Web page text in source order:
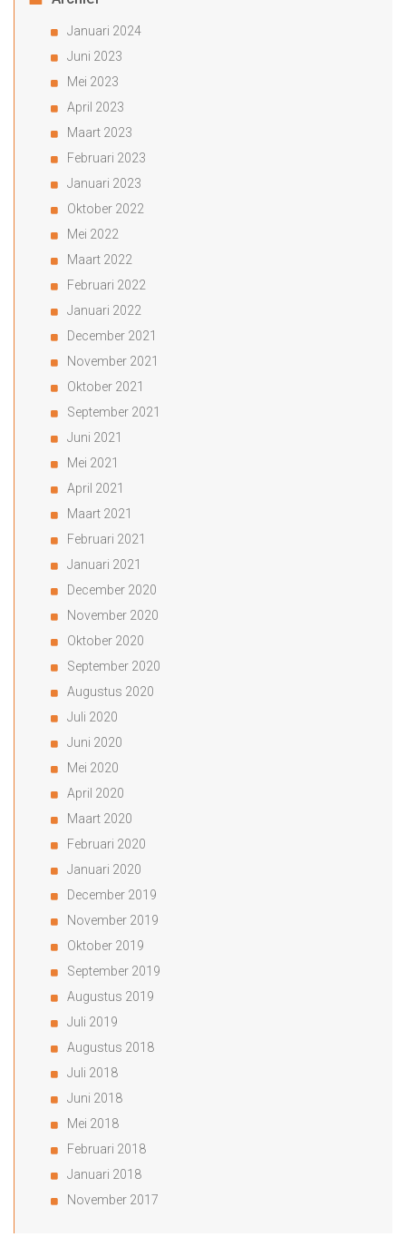
Januari 2024
Juni 2023
Mei 2023
April 2023
Maart 2023
Februari 2023
Januari 2023
Oktober 2022
Mei 2022
Maart 2022
Februari 2022
Januari 2022
December 2021
November 2021
Oktober 2021
September 2021
Juni 2021
Mei 2021
April 2021
Maart 2021
Februari 2021
Januari 2021
December 2020
November 2020
Oktober 2020
September 2020
Augustus 2020
Juli 2020
Juni 2020
Mei 2020
April 2020
Maart 2020
Februari 2020
Januari 2020
December 2019
November 2019
Oktober 2019
September 2019
Augustus 2019
Juli 2019
Augustus 2018
Juli 2018
Juni 2018
Mei 2018
Februari 2018
Januari 2018
November 2017